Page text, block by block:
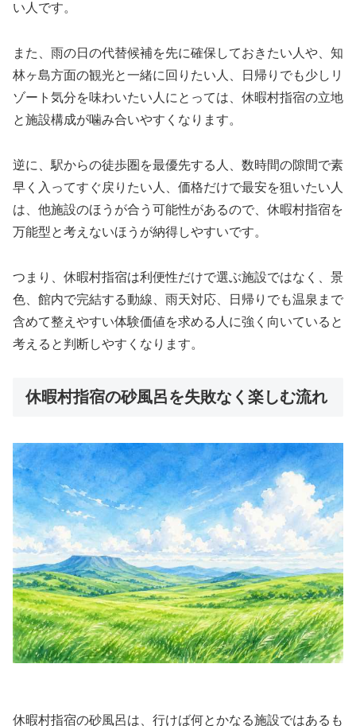
い人です。
また、雨の日の代替候補を先に確保しておきたい人や、知
林ヶ島方面の観光と一緒に回りたい人、日帰りでも少しリ
ゾート気分を味わいたい人にとっては、休暇村指宿の立地
と施設構成が噛み合いやすくなります。
逆に、駅からの徒歩圏を最優先する人、数時間の隙間で素
早く入ってすぐ戻りたい人、価格だけで最安を狙いたい人
は、他施設のほうが合う可能性があるので、休暇村指宿を
万能型と考えないほうが納得しやすいです。
つまり、休暇村指宿は利便性だけで選ぶ施設ではなく、景
色、館内で完結する動線、雨天対応、日帰りでも温泉まで
含めて整えやすい体験価値を求める人に強く向いていると
考えると判断しやすくなります。
休暇村指宿の砂風呂を失敗なく楽しむ流れ
休暇村指宿の砂風呂は、行けば何とかなる施設ではあるも